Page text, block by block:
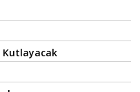
Kutlayacak